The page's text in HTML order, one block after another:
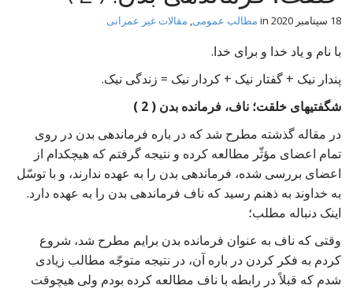
18 سپتامبر 2020 مطالب عمومی, مقالات غیر عمرانی
با نام و یاد خدا و برای خدا.
پندار نیک + گفتار نیک + کردار نیک = زندگی نیک.
شگفتیهای خلقت؛ ناف، فرمانده بدن ( 2 )
در مقاله گذشته مطرح شد که در باره فرماندهی بدن در روی
تمام اعضای مؤثّر مطالعه کرده و نتیجه گرفتم که هیچکدام از
اعضای بررسی شده، فرماندهی بدن را به عهده ندارند، و با توسّل
به خداوند به ذهنم رسید که ناف فرماندهی بدن را به عهده دارد.
اینک دنباله مطلب؛
وقتی که ناف به عنوان فرمانده بدن برایم مطرح شد، شروع
کردم به فکر کردن در باره آن، در نتیجه متوجّه مطالب زیادی
شدم که قبلاً در رابطه با ناف مطالعه کرده بودم ولی هیچوقت